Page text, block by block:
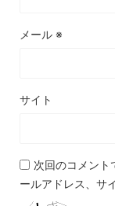
メール ※
サイト
次回のコメント
ールアドレス、サ